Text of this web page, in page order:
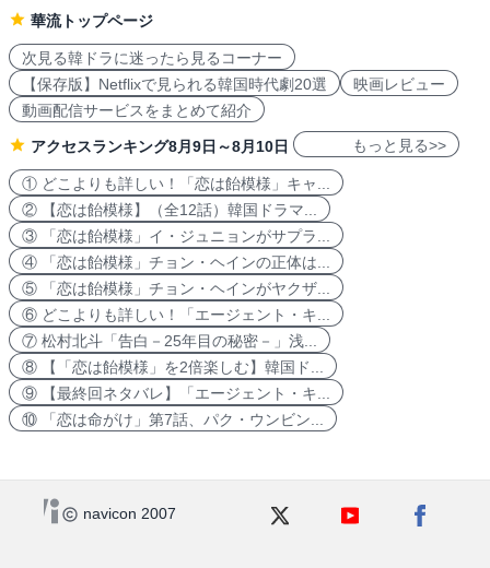
華流トップページ
次見る韓ドラに迷ったら見るコーナー
【保存版】Netflixで見られる韓国時代劇20選
映画レビュー
動画配信サービスをまとめて紹介
アクセスランキング8月9日～8月10日 もっと見る>>
① どこよりも詳しい！「恋は飴模様」キャ...
② 【恋は飴模様】（全12話）韓国ドラマ...
③ 「恋は飴模様」イ・ジュニョンがサプラ...
④ 「恋は飴模様」チョン・ヘインの正体は...
⑤ 「恋は飴模様」チョン・ヘインがヤクザ...
⑥ どこよりも詳しい！「エージェント・キ...
⑦ 松村北斗「告白－25年目の秘密－」浅...
⑧ 【「恋は飴模様」を2倍楽しむ】韓国ド...
⑨ 【最終回ネタバレ】「エージェント・キ...
⑩ 「恋は命がけ」第7話、パク・ウンビン...
navicon 2007